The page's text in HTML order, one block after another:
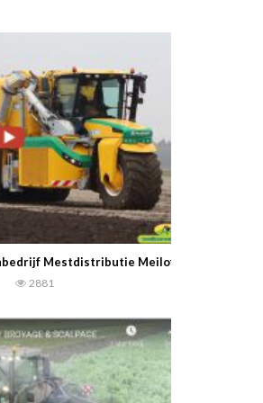
Mestdistributie Meilof Smilde met
2881